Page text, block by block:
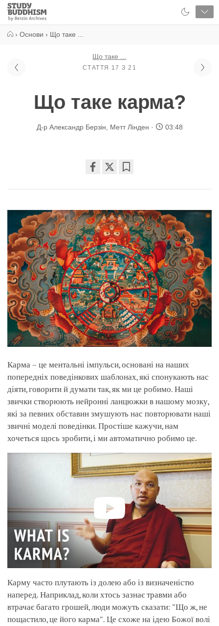
Close
Study
Buddhism
› Основи › Що таке ...
Що таке ...
СТАТТЯ 17 З 21
Що таке карма?
Д-р Александр Берзін Метт Лінден 03:48
on
Карма – це ментальні імпульси, основані на наших
попередніх поведінкових шаблонах, які спонукають нас
діяти, говорити й думати так, як ми це робимо. Наші
звички створюють нейронні ланцюжки в нашому мозку,
які за певних обставин змушують нас повторювати наші
звичні моделі поведінки. Простіше кажучи, нам
хочеться щось зробити, і ми автоматично робимо це.
Карму часто плутають із долею або із визначеністю
наперед. Наприклад, коли хтось зазнає травми або
втрачає багато грошей, люди можуть сказати: "Що ж, не
пощастило, це його карма". Це схоже на ідею Божої волі